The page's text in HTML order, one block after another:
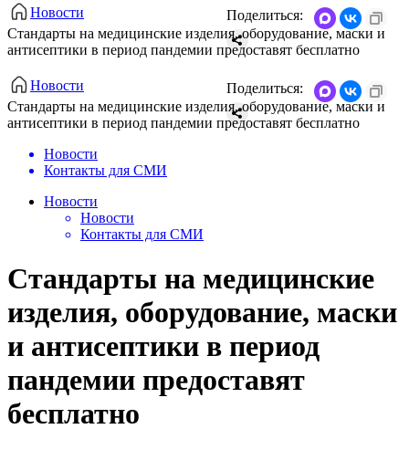
Новости
Стандарты на медицинские изделия, оборудование, маски и
антисептики в период пандемии предоставят бесплатно
Поделиться:
Новости
Стандарты на медицинские изделия, оборудование, маски и
антисептики в период пандемии предоставят бесплатно
Поделиться:
Новости
Контакты для СМИ
Новости
Новости
Контакты для СМИ
Стандарты на медицинские
изделия, оборудование, маски
и антисептики в период
пандемии предоставят
бесплатно